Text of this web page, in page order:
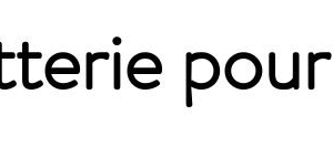
pour